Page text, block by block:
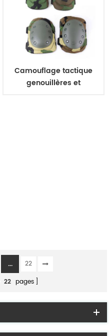
Camouflage tactique
genouillères et
...
22
22 pages